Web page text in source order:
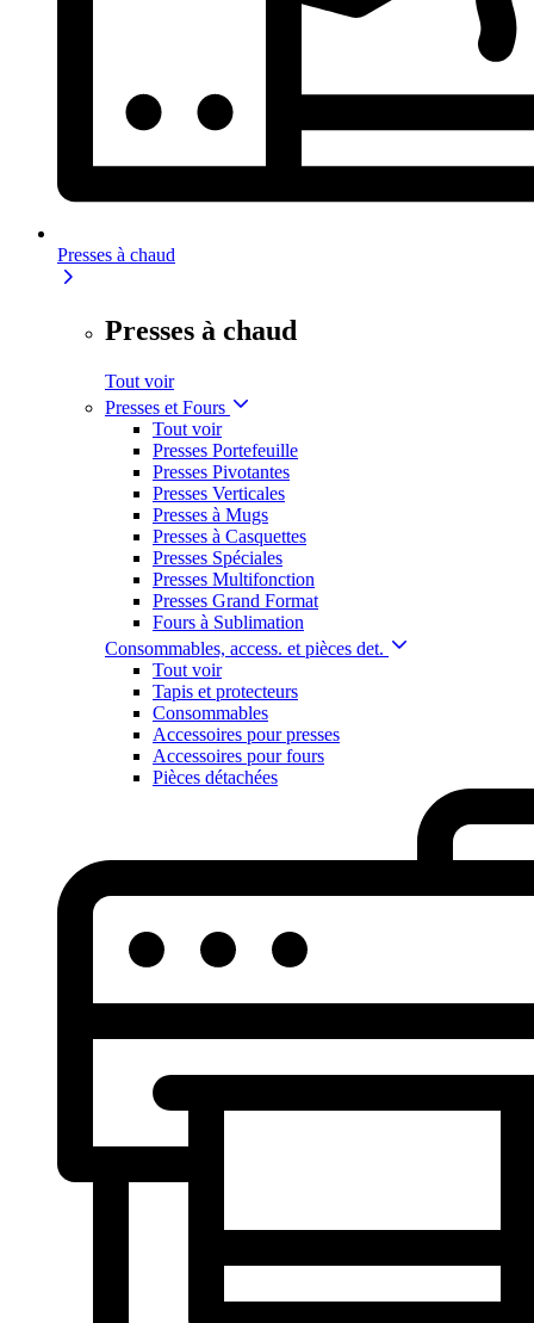
Presses à chaud
Presses à chaud
Tout voir
Presses et Fours
Tout voir
Presses Portefeuille
Presses Pivotantes
Presses Verticales
Presses à Mugs
Presses à Casquettes
Presses Spéciales
Presses Multifonction
Presses Grand Format
Fours à Sublimation
Consommables, access. et pièces det.
Tout voir
Tapis et protecteurs
Consommables
Accessoires pour presses
Accessoires pour fours
Pièces détachées